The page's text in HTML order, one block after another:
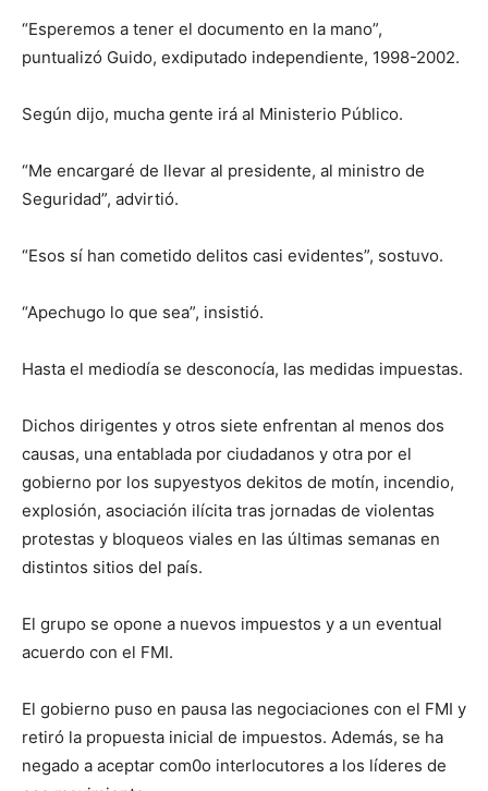
“Esperemos a tener el documento en la mano”,
puntualizó Guido, exdiputado independiente, 1998-2002.
Según dijo, mucha gente irá al Ministerio Público.
“Me encargaré de llevar al presidente, al ministro de
Seguridad”, advirtió.
“Esos sí han cometido delitos casi evidentes”, sostuvo.
“Apechugo lo que sea”, insistió.
Hasta el mediodía se desconocía, las medidas impuestas.
Dichos dirigentes y otros siete enfrentan al menos dos
causas, una entablada por ciudadanos y otra por el
gobierno por los supyestyos dekitos de motín, incendio,
explosión, asociación ilícita tras jornadas de violentas
protestas y bloqueos viales en las últimas semanas en
distintos sitios del país.
El grupo se opone a nuevos impuestos y a un eventual
acuerdo con el FMI.
El gobierno puso en pausa las negociaciones con el FMI y
retiró la propuesta inicial de impuestos. Además, se ha
negado a aceptar com0o interlocutores a los líderes de